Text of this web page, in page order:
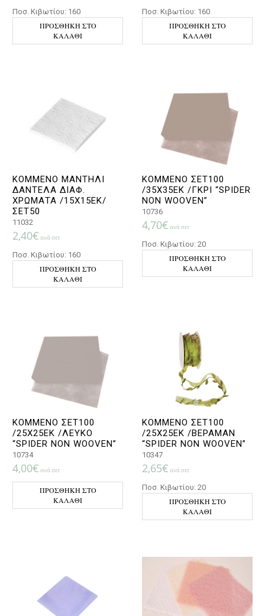
Ποσ. Κιβωτίου: 160
ΠΡΟΣΘΉΚΗ ΣΤΟ
ΚΑΛΆΘΙ
Ποσ. Κιβωτίου: 160
ΠΡΟΣΘΉΚΗ ΣΤΟ
ΚΑΛΆΘΙ
ΚΟΜΜΕΝΟ ΜΑΝΤΗΛΙ
ΔΑΝΤΕΛΑ ΔΙΑΦ.
ΧΡΩΜΑΤΑ /15Χ15ΕΚ/
ΣΕΤ50
11032
2,40€ ανά σετ
Ποσ. Κιβωτίου: 160
ΠΡΟΣΘΉΚΗ ΣΤΟ
ΚΑΛΆΘΙ
ΚΟΜΜΕΝΟ ΣΕΤ100
/35Χ35ΕΚ /ΓΚΡΙ “SPIDER
NON WOOVEN”
10736
4,70€ ανά σετ
Ποσ. Κιβωτίου: 20
ΠΡΟΣΘΉΚΗ ΣΤΟ
ΚΑΛΆΘΙ
ΚΟΜΜΕΝΟ ΣΕΤ100
/25Χ25ΕΚ /ΛΕΥΚΟ
“SPIDER NON WOOVEN”
10734
4,00€ ανά σετ
ΠΡΟΣΘΉΚΗ ΣΤΟ
ΚΑΛΆΘΙ
ΚΟΜΜΕΝΟ ΣΕΤ100
/25Χ25ΕΚ /ΒΕΡΑΜΑΝ
“SPIDER NON WOOVEN”
10347
2,65€ ανά σετ
Ποσ. Κιβωτίου: 20
ΠΡΟΣΘΉΚΗ ΣΤΟ
ΚΑΛΆΘΙ